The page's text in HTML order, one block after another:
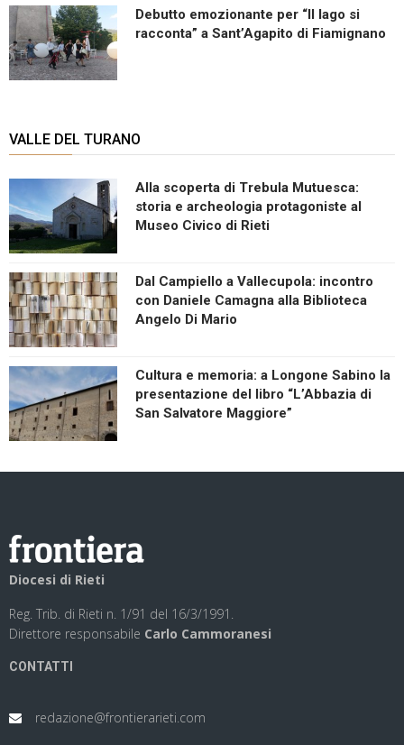
Debutto emozionante per “Il lago si
racconta” a Sant’Agapito di Fiamignano
VALLE DEL TURANO
Alla scoperta di Trebula Mutuesca:
storia e archeologia protagoniste al
Museo Civico di Rieti
Dal Campiello a Vallecupola: incontro
con Daniele Camagna alla Biblioteca
Angelo Di Mario
Cultura e memoria: a Longone Sabino la
presentazione del libro “L’Abbazia di
San Salvatore Maggiore”
Diocesi di Rieti
Reg. Trib. di Rieti n. 1/91 del 16/3/1991.
Direttore responsabile Carlo Cammoranesi
CONTATTI
redazione@frontierarieti.com